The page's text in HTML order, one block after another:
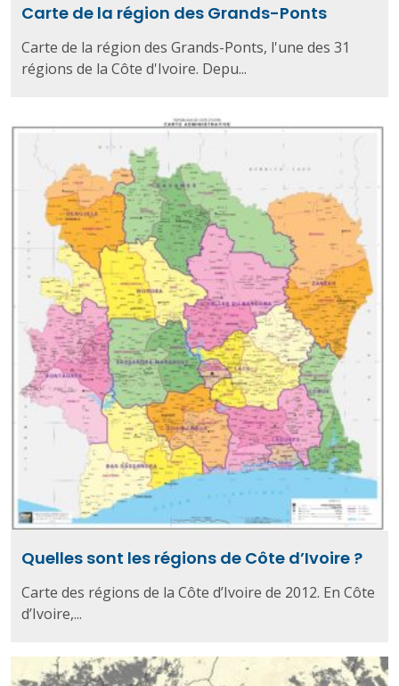
Carte de la région des Grands-Ponts
Carte de la région des Grands-Ponts, l'une des 31
régions de la Côte d'Ivoire. Depu...
Quelles sont les régions de Côte d’Ivoire ?
Carte des régions de la Côte d’Ivoire de 2012. En Côte
d’Ivoire,...